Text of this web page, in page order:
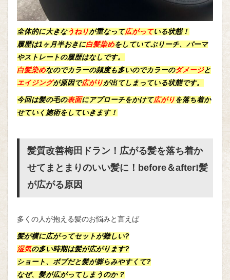
全体的に大きなうねり が重なって広がっている状態！
履歴は1ヶ月半おきに白髪染めをしていてぶりーチ、パーマ
やストレートの履歴はなしです。
白髪染めなのでカラーの頻度も多いのでカラーのダメージと
エイジングが原因で広がり が出てしまっている状態です。
今回は髪の毛の表面にアプローチをかけて広がり を落ち着か
せていく施術をしていきます！
髪質改善梅田ドラン！広がる髪を落ち着か
せてまとまりのいい髪に！before＆after!髪
が広がる原因
多くの人が抱える髪のお悩みと言えば
髪が横に広がってセットが難しい?
湿気の多い時期は髪が広がります?
ショート、ボブだと髪が膨らみやすくて?
なぜ、髪が広がってしまうのか？